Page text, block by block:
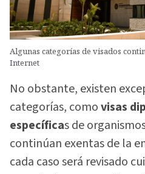
Algunas categorías de visados
Internet
No obstante, existen
categorías, comovisas
específicas de
continúan exentas de la
cada caso será revisado